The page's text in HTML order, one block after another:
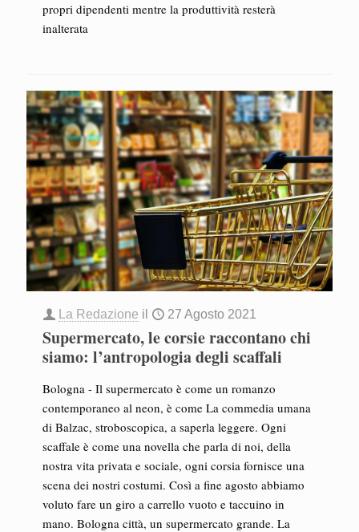
propri dipendenti mentre la produttività resterà
inalterata
La Redazione il 27 Agosto 2021
Supermercato, le corsie raccontano chi
siamo: l’antropologia degli scaffali
Bologna - Il supermercato è come un romanzo
contemporaneo al neon, è come La commedia umana
di Balzac, stroboscopica, a saperla leggere. Ogni
scaffale è come una novella che parla di noi, della
nostra vita privata e sociale, ogni corsia fornisce una
scena dei nostri costumi. Così a fine agosto abbiamo
voluto fare un giro a carrello vuoto e taccuino in
mano. Bologna città, un supermercato grande. La